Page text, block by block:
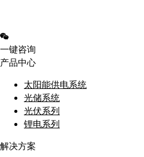
一键咨询
产品中心
太阳能供电系统
光储系统
光伏系列
锂电系列
解决方案